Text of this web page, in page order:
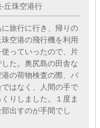
丘珠空港行
旅行に行き、帰りの
空港の飛行機を利用
っていったので、片
た。奥尻島の田舎な
の荷物検査の際、バ
はなく、人間の手で
りしました。１度ま
出すのが手間でし